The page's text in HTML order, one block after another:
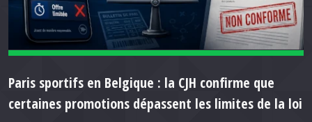
Paris sportifs en Belgique : la CJH confirme que
certaines promotions dépassent les limites de la loi